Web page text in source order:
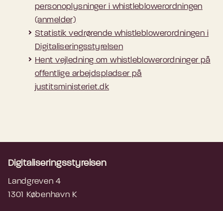
personoplysninger i whistleblowerordningen
(anmelder)
Statistik vedrørende whistleblowerordningen i
Digitaliseringsstyrelsen
Hent vejledning om whistleblowerordninger på
offentlige arbejdspladser på
justitsministeriet.dk
Digitaliseringsstyrelsen
Landgreven 4
1301 København K